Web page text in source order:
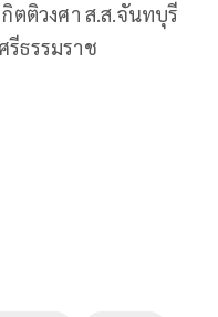
ตติวงศา ส.ส.จันทบุรี
ธรรมราช